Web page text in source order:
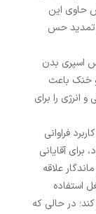
حاوی این
تمدید حس
اسپری بدن
خنک باعث
را برای
فراوانی
آقایانی
علاقه
استفاده
در حالی ‌که